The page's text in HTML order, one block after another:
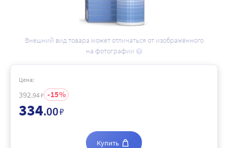
Внешний вид товара может отличаться от изображённого
на фотографии
Цена:
392.94₽ 15
334.00₽
Купить